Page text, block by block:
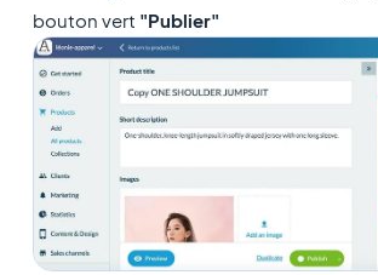
bouton vert "Publier"